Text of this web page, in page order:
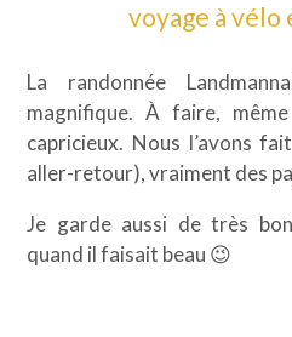
voyage à vélo
La randonnée
magnifique. À faire,
capricieux. Nous l’avons
aller-retour), vraiment des
Je garde aussi de très
quand il faisait beau 😉